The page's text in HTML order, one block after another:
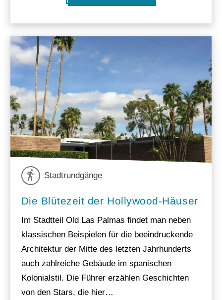
Stadtrundgänge
Die Blütezeit der Hollywood-Häuser
Im Stadtteil Old Las Palmas findet man neben
klassischen Beispielen für die beeindruckende
Architektur der Mitte des letzten Jahrhunderts
auch zahlreiche Gebäude im spanischen
Kolonialstil. Die Führer erzählen Geschichten
von den Stars, die hier…